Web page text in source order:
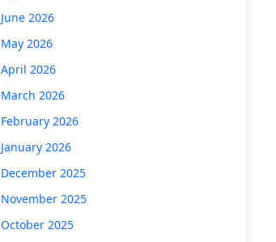
June 2026
May 2026
April 2026
March 2026
February 2026
January 2026
December 2025
November 2025
October 2025